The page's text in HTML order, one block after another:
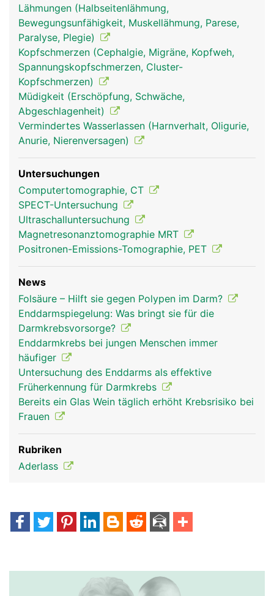
Lähmungen (Halbseitenlähmung,
Bewegungsunfähigkeit, Muskellähmung, Parese,
Paralyse, Plegie)
Kopfschmerzen (Cephalgie, Migräne, Kopfweh,
Spannungskopfschmerzen, Cluster-
Kopfschmerzen)
Müdigkeit (Erschöpfung, Schwäche,
Abgeschlagenheit)
Vermindertes Wasserlassen (Harnverhalt, Oligurie,
Anurie, Nierenversagen)
Untersuchungen
Computertomographie, CT
SPECT-Untersuchung
Ultraschalluntersuchung
Magnetresonanztomographie MRT
Positronen-Emissions-Tomographie, PET
News
Folsäure – Hilft sie gegen Polypen im Darm?
Enddarmspiegelung: Was bringt sie für die
Darmkrebsvorsorge?
Enddarmkrebs bei jungen Menschen immer
häufiger
Untersuchung des Enddarms als effektive
Früherkennung für Darmkrebs
Bereits ein Glas Wein täglich erhöht Krebsrisiko bei
Frauen
Rubriken
Aderlass